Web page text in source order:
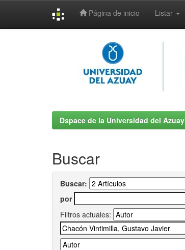
Página de inicio Listar
Dspace de la Universidad del Azuay
Buscar
Buscar:
por
Filtros actuales: